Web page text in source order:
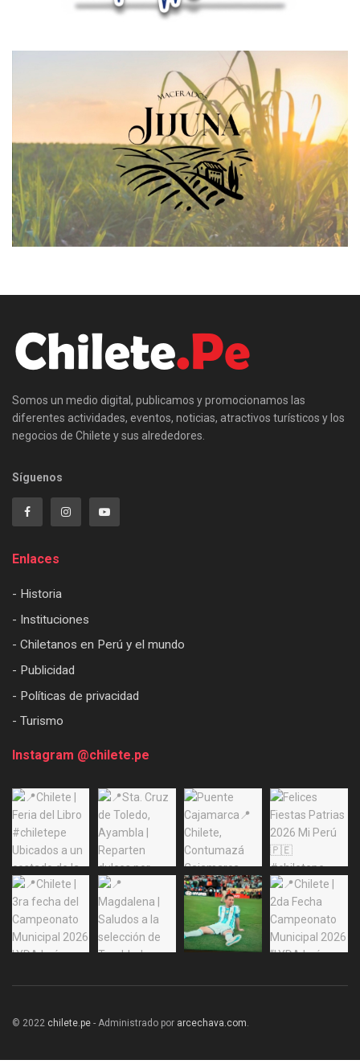
Somos un medio digital, publicamos y promocionamos las
diferentes actividades, eventos, noticias, atractivos turísticos y los
negocios de Chilete y sus alrededores.
Síguenos
Enlaces
- Historia
- Instituciones
- Chiletanos en Perú y el mundo
- Publicidad
- Políticas de privacidad
- Turismo
Instagram @chilete.pe
© 2022 chilete.pe - Administrado por arcechava.com